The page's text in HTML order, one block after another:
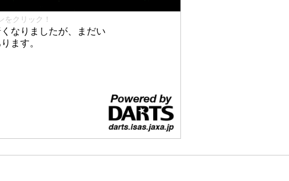
クリック！
なりましたが、まだい
ます。